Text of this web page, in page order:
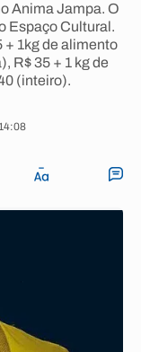
Anima Jampa. O
Espaço Cultural.
+ 1kg de alimento
R$ 35 + 1 kg de
(inteiro).